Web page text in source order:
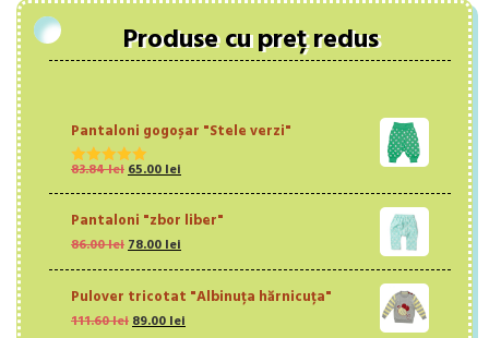
Produse cu preț redus
Pantaloni gogoșar "Stele verzi"
Evaluat la
83.84lei Prețul
inițial
fost:
83.84 lei.
65.00lei
curent
65.00 lei.
Pantaloni "zbor liber"
86.00lei Prețul
fost:
86.00 lei.
78.00lei
78.00 lei.
Pulover tricotat "Albinuța hărnicuța"
111.60lei Prețul
89.00lei